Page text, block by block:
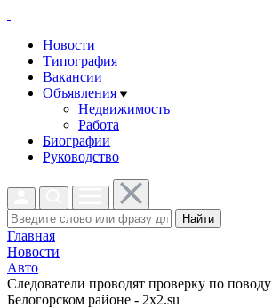
Новости
Типография
Вакансии
Объявления
Недвижимость
Работа
Биографии
Руководство
Найти
Главная
Новости
Авто
Следователи проводят проверку по
Белогорском районе - 2x2.su